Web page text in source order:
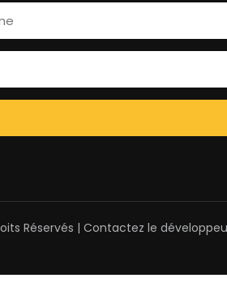
Réservés | Contactez le